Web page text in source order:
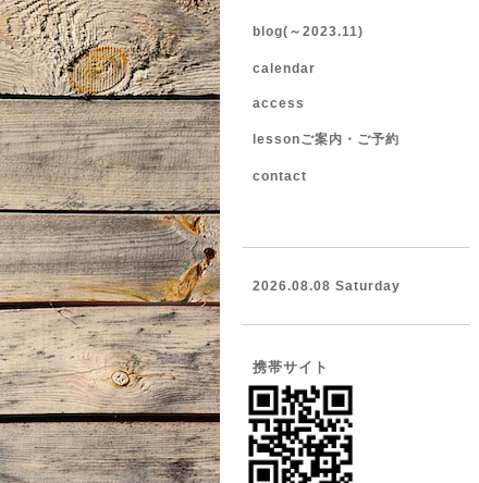
blog(～2023.11)
calendar
access
lessonご案内・ご予約
contact
2026.08.08 Saturday
携帯サイト